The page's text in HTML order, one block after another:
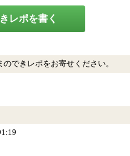
レポを書く
できレポをお寄せください。